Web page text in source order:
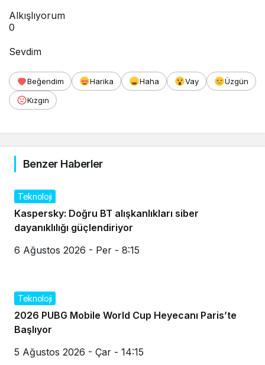
Alkışlıyorum
0
Sevdim
Beğendim Harika Haha Vay
Üzgün
Kızgın
Benzer Haberler
Teknoloji
Kaspersky: Doğru BT alışkanlıkları siber
dayanıklılığı güçlendiriyor
6 Ağustos 2026 - Per - 8:15
Teknoloji
2026 PUBG Mobile World Cup Heyecanı Paris’te
Başlıyor
5 Ağustos 2026 - Çar - 14:15